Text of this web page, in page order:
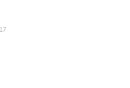
17